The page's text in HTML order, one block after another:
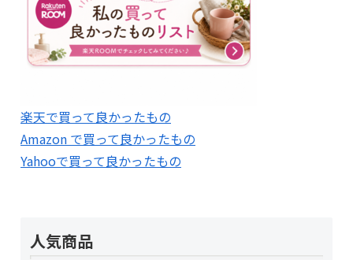
楽天で買って良かったもの
Amazon で買って良かったもの
Yahooで買って良かったもの
人気商品